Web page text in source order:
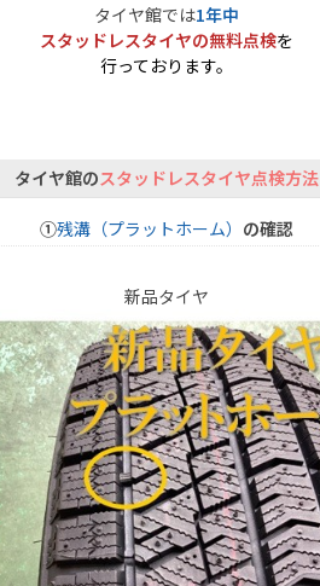
タイヤ館では1年中
スタッドレスタイヤの無料点検を
行っております。
タイヤ館のスタッドレスタイヤ点検方法
①残溝（プラットホーム） の確認
新品タイヤ